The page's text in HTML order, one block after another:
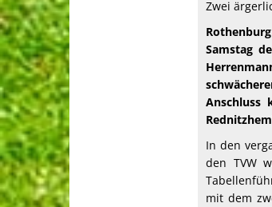
Zwei
Samstag
Anschluss
In den
den TVW
mit dem